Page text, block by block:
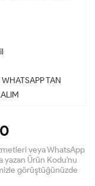
TAN
veya WhatsApp
yazan Ürün Kodu'nu
görüştüğünüzde